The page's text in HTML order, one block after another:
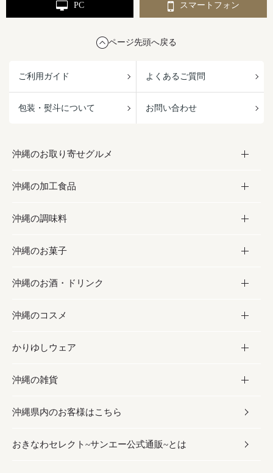
PC スマートフォン
ページ先頭へ戻る
ご利用ガイド よくあるご質問
包装・熨斗について お問い合わせ
沖縄のお取り寄せグルメ
お取り寄せグルメ
フルーツ・野菜
お肉
海産物
沖縄の加工食品
加工食品
缶詰／パウチ
沖縄料理
沖縄そば／乾麺
レトルト食品
乾物／粉類
沖縄の調味料
調味料
砂糖／黒砂糖
塩
お酢／ドレッシング
しょうゆ
みそ
だし／スパイス／島唐辛子
沖縄のお菓子
お菓子
黒糖
ちんすこう
伝統菓子
スナック
おつまみ
沖縄のお酒・ドリンク
お酒・ドリンク
泡盛
ビール・チューハイ
ワイン・ウィスキー・カクテル
ドリンク
沖縄のコスメ
コスメ
スキンケア
ボディケア
ヘアケア
かりゆしウェア
かりゆしウェア
メンズ
レディース
沖縄の雑貨
雑貨
沖縄ファッション
沖縄県内のお客様はこちら
おきなわセレクト~サンエー公式通販~とは